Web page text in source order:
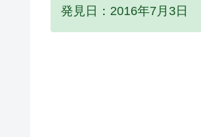
発見日：2016年7月3日